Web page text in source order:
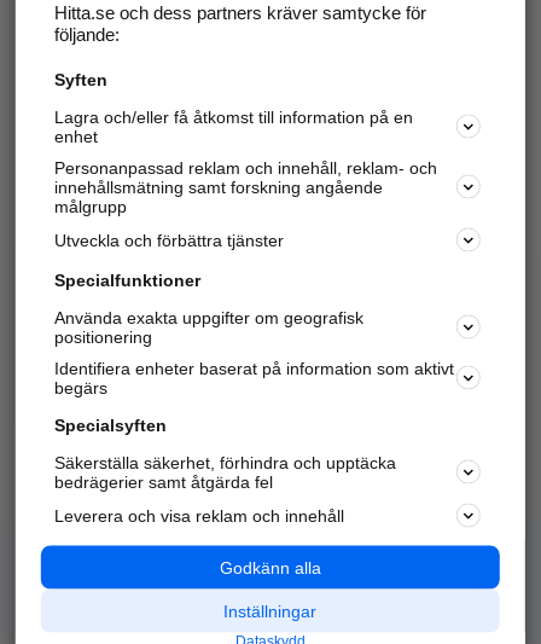
Hitta.se - Gratis nummerupplysning.
Sök företag, personer och platser.
Hitta telefonnummer, adresser, företagsinfo mm.
Marknadsför företaget
Kom igång och annonsera mot
samarbetspartners nära dig.
Alla kategorier
Populära sökningar
API & Kartor
Annonsera
Integritet
Nödnummer
Hitta.se och dess partners kräver samtycke för
följande:
Syften
Lagra och/eller få åtkomst till information på en
enhet
Personanpassad reklam och innehåll, reklam- och
innehållsmätning samt forskning angående
målgrupp
Utveckla och förbättra tjänster
Specialfunktioner
Använda exakta uppgifter om geografisk
positionering
Identifiera enheter baserat på information som aktivt
begärs
Specialsyften
Säkerställa säkerhet, förhindra och upptäcka
bedrägerier samt åtgärda fel
Leverera och visa reklam och innehåll
Godkänn alla
Inställningar
Dataskydd